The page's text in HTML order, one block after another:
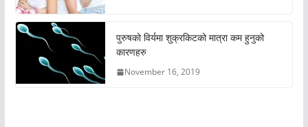
पुरुषको विर्यमा शुक्रकिटको मात्रा कम हुनुको
कारणहरु
November 16, 2019